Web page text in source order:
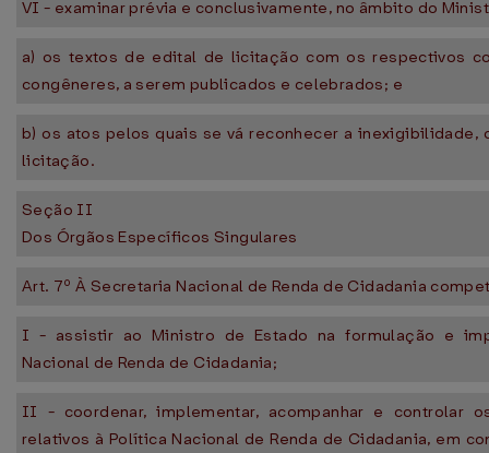
VI - examinar prévia e conclusivamente, no âmbito do
a) os textos de edital de licitação com os respectivos
congêneres, a serem publicados e celebrados; e
b) os atos pelos quais se vá reconhecer a inexigibilidade,
licitação.
Seção II
Dos Órgãos Específicos Singulares
Art. 7º À Secretaria Nacional de Renda de Cidadania
I - assistir ao Ministro de Estado na formulação e
Nacional de Renda de Cidadania;
II - coordenar, implementar, acompanhar e controlar
relativos à Política Nacional de Renda de Cidadania, em